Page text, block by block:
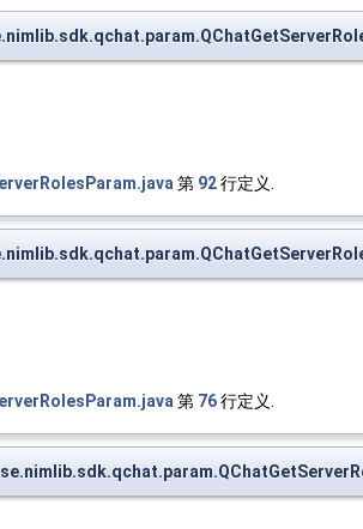
第 92行定义.
第 76行定义.